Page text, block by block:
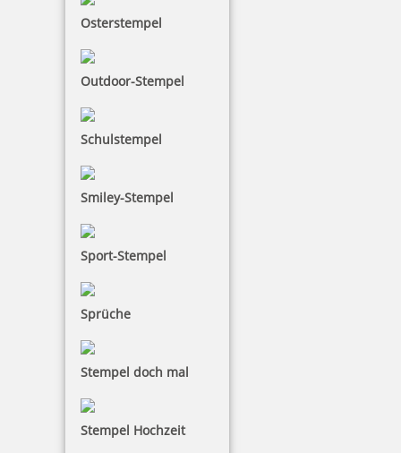
Osterstempel
Outdoor-Stempel
Schulstempel
Smiley-Stempel
Sport-Stempel
Sprüche
Stempel doch mal
Stempel Hochzeit